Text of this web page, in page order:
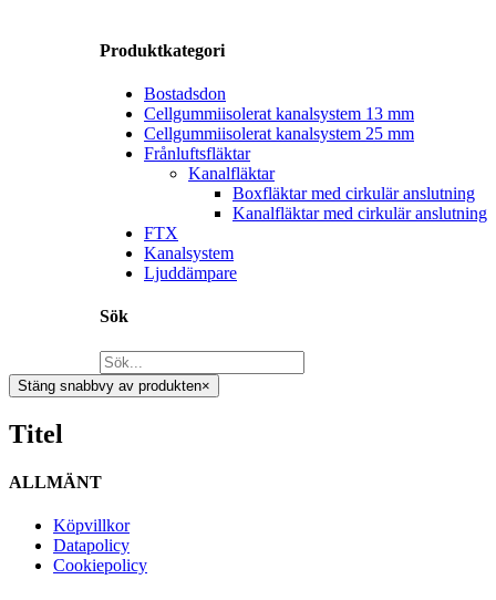
Produktkategori
Bostadsdon
Cellgummiisolerat kanalsystem 13 mm
Cellgummiisolerat kanalsystem 25 mm
Frånluftsfläktar
Kanalfläktar
Boxfläktar med cirkulär anslutning
Kanalfläktar med cirkulär anslutning
FTX
Kanalsystem
Ljuddämpare
Sök
Stäng snabbvy av produkten×
Titel
ALLMÄNT
Köpvillkor
Datapolicy
Cookiepolicy